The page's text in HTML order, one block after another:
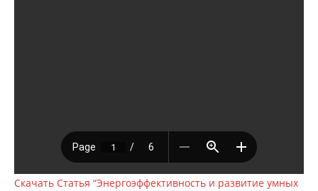
Скачать Статья “Энергоэффективность и развитие умных